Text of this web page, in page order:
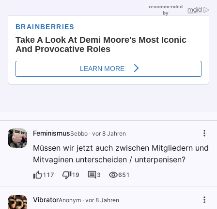
FeminismusSebbo · vor 8 Jahren
Müssen wir jetzt auch zwischen Mitgliedern und
Mitvaginen unterscheiden / unterpenisen?
117 19 3 651
VibratorAnonym · vor 8 Jahren